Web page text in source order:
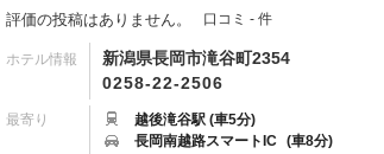
評価の投稿はありません。 口コミ - 件
ホテル情報
新潟県長岡市滝谷町2354
0258-22-2506
最寄り
越後滝谷駅 (車5分)
長岡南越路スマートIC (車8分)